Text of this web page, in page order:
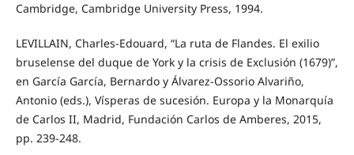
Cambridge, Cambridge University Press, 1994.
LEVILLAIN, Charles-Edouard, “La ruta de Flandes. El exilio
bruselense del duque de York y la crisis de Exclusión (1679)”,
en García García, Bernardo y Álvarez-Ossorio Alvariño,
Antonio (eds.), Vísperas de sucesión. Europa y la Monarquía
de Carlos II, Madrid, Fundación Carlos de Amberes, 2015,
pp. 239-248.